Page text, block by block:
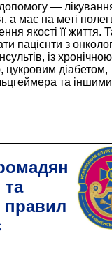
—
а має на меті
якості її життя.
пацієнти з
із хронічною
цукровим діабетом,
та іншими
правил